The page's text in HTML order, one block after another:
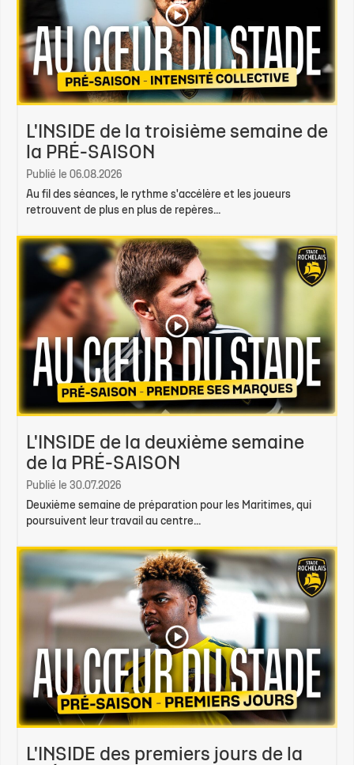
L'INSIDE de la troisième semaine de
la PRÉ-SAISON
Publié le 06.08.2026
Au fil des séances, le rythme s'accélère et les joueurs
retrouvent de plus en plus de repères...
L'INSIDE de la deuxième semaine
de la PRÉ-SAISON
Publié le 30.07.2026
Deuxième semaine de préparation pour les Maritimes, qui
poursuivent leur travail au centre...
L'INSIDE des premiers jours de la